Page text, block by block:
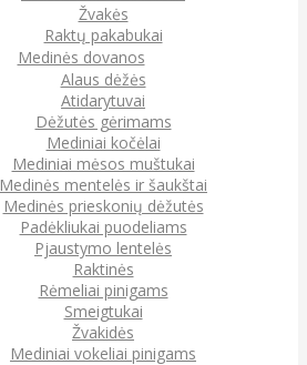
Žvakės
Raktų pakabukai
Medinės dovanos
Alaus dėžės
Atidarytuvai
Dėžutės gėrimams
Mediniai kočėlai
Mediniai mėsos muštukai
Medinės mentelės ir šaukštai
Medinės prieskonių dėžutės
Padėkliukai puodeliams
Pjaustymo lentelės
Raktinės
Rėmeliai pinigams
Smeigtukai
Žvakidės
Mediniai vokeliai pinigams